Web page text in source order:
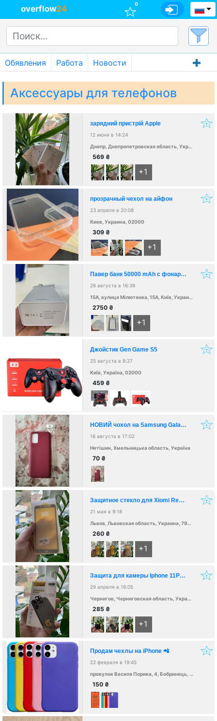
overflow24 0
Обявления Работа Новости
Аксессуары для телефонов
зарядний пристрій Apple
12 июня в 14:24
Днепр, Днепропетровская область, Украина, 49000
569 ₴
+1
прозрачный чехол на айфон
23 апреля в 20:08
Киев, Украина, 02000
309 ₴
+1
Павер банк 50000 mAh с фонарем. Бесплатная доставка. Фонарь с повер банк Pawer Bank 50 000 милиампер
26 августа в 16:39
15A, вулиця Мілютенка, 15А, Київ, Украина, 02000
2750 ₴
+1
Джойстик Gen Game S5
25 августа в 8:27
Київ, Україна, 02000
459 ₴
НОВИЙ чохол на Samsung Galaxy A03s бордовий
16 августа в 17:02
Нетішин, Хмельницька область, Україна
70 ₴
Защитное стекло для Xiomi Redmi 7A
21 мая в 9:18
Львов, Львовская область, Украина, 79000
260 ₴
+1
Защита для камеры Iphone 11Pro, 11ProMax
29 апреля в 16:05
Чернигов, Черниговская область, Украина, 14039
285 ₴
+1
Продам чехлы на iPhone 📲
22 февраля в 19:45
провулок Василя Порика, 4, Бобринець, Кіровоградська область, Украина, 27200
150 ₴